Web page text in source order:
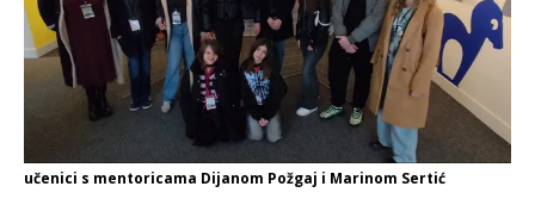
učenici s mentoricama Dijanom Požgaj i Marinom Sertić